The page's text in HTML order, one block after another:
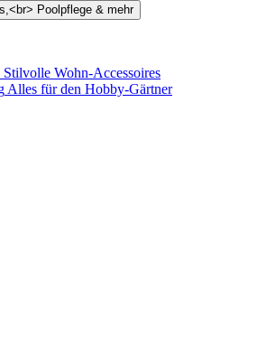
Stilvolle Wohn-Accessoires
Alles für den Hobby-Gärtner